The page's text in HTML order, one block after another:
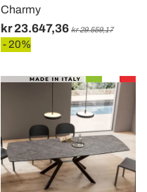
Charmy
kr 23.647,36 kr 29.559,17
- 20%